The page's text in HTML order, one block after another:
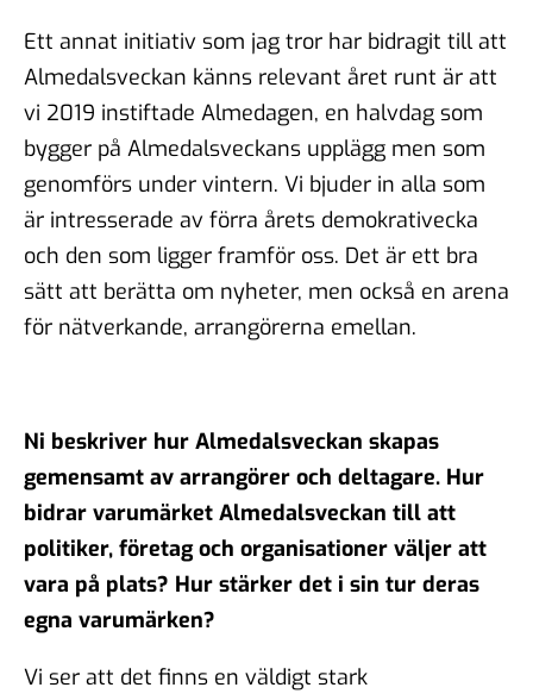
Ett annat initiativ som jag tror har bidragit till att
Almedalsveckan känns relevant året runt är att
vi 2019 instiftade Almedagen, en halvdag som
bygger på Almedalsveckans upplägg men som
genomförs under vintern. Vi bjuder in alla som
är intresserade av förra årets demokrativecka
och den som ligger framför oss. Det är ett bra
sätt att berätta om nyheter, men också en arena
för nätverkande, arrangörerna emellan.
Ni beskriver hur Almedalsveckan skapas
gemensamt av arrangörer och deltagare. Hur
bidrar varumärket Almedalsveckan till att
politiker, företag och organisationer väljer att
vara på plats? Hur stärker det i sin tur deras
egna varumärken?
Vi ser att det finns en väldigt stark